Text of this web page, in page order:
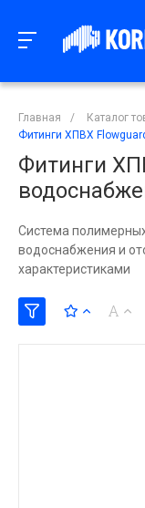
Главная / Каталог
Фитинги ХПВХ
Фитинги
Система
водоснабжения и
характеристиками